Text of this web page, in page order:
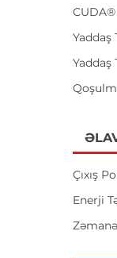
Yaddaş
Yaddaş
Çıxış
Enerji